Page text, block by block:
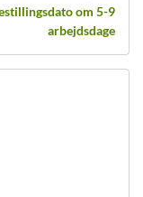
om 5-9
arbejdsdage